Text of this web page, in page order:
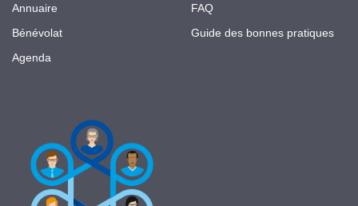
Annuaire
Bénévolat
Agenda
FAQ
Guide des bonnes pratiques